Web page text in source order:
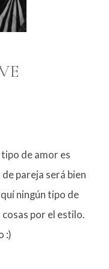
de amor es
pareja será bien
ningún tipo de
por el estilo.
:)